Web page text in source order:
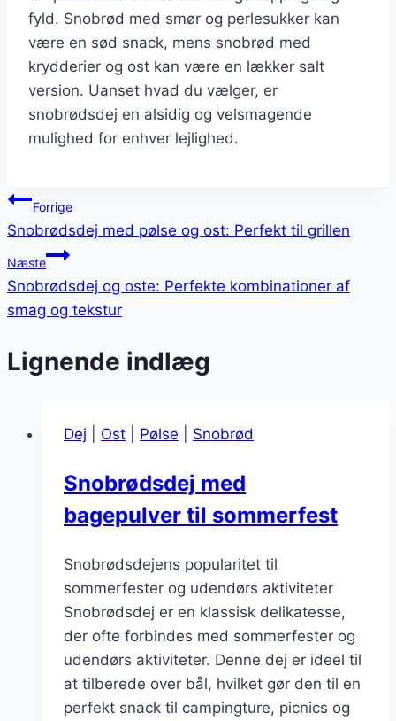
fyld. Snobrød med smør og perlesukker kan
være en sød snack, mens snobrød med
krydderier og ost kan være en lækker salt
version. Uanset hvad du vælger, er
snobrødsdej en alsidig og velsmagende
mulighed for enhver lejlighed.
Indlægsnavigation
Forrige
Snobrødsdej med pølse og ost: Perfekt til grillen
Næste
Snobrødsdej og oste: Perfekte kombinationer af
smag og tekstur
Lignende indlæg
Dej Ost Pølse Snobrød
Snobrødsdej med
bagepulver til sommerfest
Snobrødsdejens popularitet til
sommerfester og udendørs aktiviteter
Snobrødsdej er en klassisk delikatesse,
der ofte forbindes med sommerfester og
udendørs aktiviteter. Denne dej er ideel til
at tilberede over bål, hvilket gør den til en
perfekt snack til campingture, picnics og